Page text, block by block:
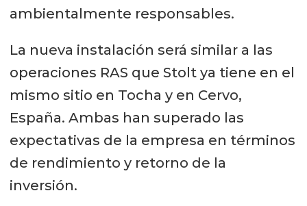
ambientalmente responsables.
La nueva instalación será similar a las
operaciones RAS que Stolt ya tiene en el
mismo sitio en Tocha y en Cervo,
España. Ambas han superado las
expectativas de la empresa en términos
de rendimiento y retorno de la
inversión.